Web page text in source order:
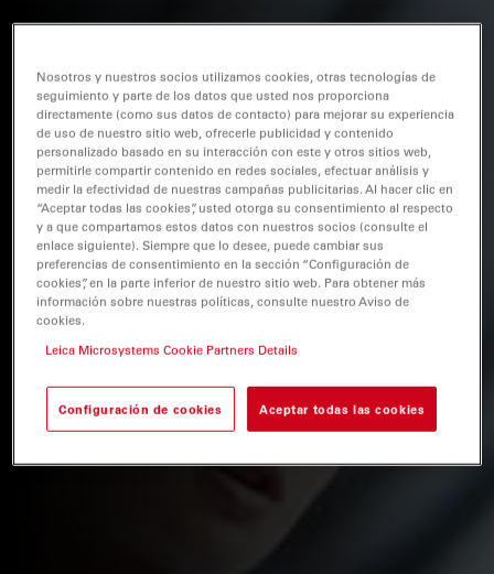
Nosotros y nuestros socios utilizamos cookies, otras tecnologías de
seguimiento y parte de los datos que usted nos proporciona
directamente (como sus datos de contacto) para mejorar su experiencia
de uso de nuestro sitio web, ofrecerle publicidad y contenido
personalizado basado en su interacción con este y otros sitios web,
permitirle compartir contenido en redes sociales, efectuar análisis y
medir la efectividad de nuestras campañas publicitarias. Al hacer clic en
“Aceptar todas las cookies”, usted otorga su consentimiento al respecto
y a que compartamos estos datos con nuestros socios (consulte el
enlace siguiente). Siempre que lo desee, puede cambiar sus
preferencias de consentimiento en la sección “Configuración de
cookies”, en la parte inferior de nuestro sitio web. Para obtener más
información sobre nuestras políticas, consulte nuestro Aviso de
cookies.
Leica Microsystems Cookie Partners Details
Configuración de cookies Aceptar todas las cookies